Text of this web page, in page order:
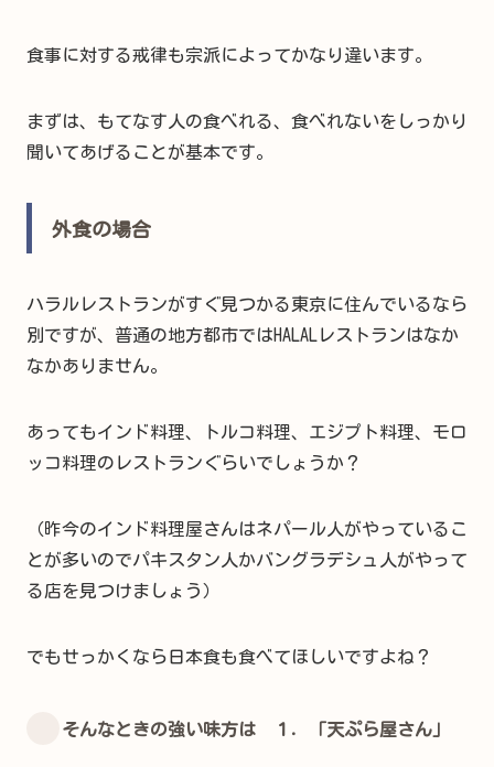
食事に対する戒律も宗派によってかなり違います。
まずは、もてなす人の食べれる、食べれないをしっかり
聞いてあげることが基本です。
外食の場合
ハラルレストランがすぐ見つかる東京に住んでいるなら
別ですが、普通の地方都市ではHALALレストランはなか
なかありません。
あってもインド料理、トルコ料理、エジプト料理、モロ
ッコ料理のレストランぐらいでしょうか？
（昨今のインド料理屋さんはネパール人がやっているこ
とが多いのでパキスタン人かバングラデシュ人がやって
る店を見つけましょう）
でもせっかくなら日本食も食べてほしいですよね？
そんなときの強い味方は １．「天ぷら屋さん」